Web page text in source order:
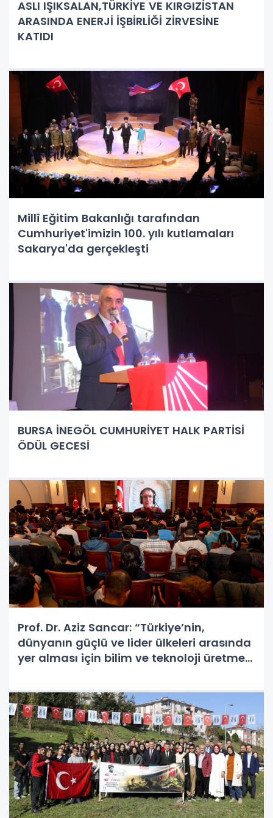
ASLI IŞIKSALAN,TÜRKİYE VE KIRGIZİSTAN
ARASINDA ENERJİ İŞBİRLİĞİ ZİRVESİNE
KATIDI
Millî Eğitim Bakanlığı tarafından
Cumhuriyet'imizin 100. yılı kutlamaları
Sakarya'da gerçekleşti
BURSA İNEGÖL CUMHURİYET HALK PARTİSİ
ÖDÜL GECESİ
Prof. Dr. Aziz Sancar: “Türkiye’nin,
dünyanın güçlü ve lider ülkeleri arasında
yer alması için bilim ve teknoloji üretmesi